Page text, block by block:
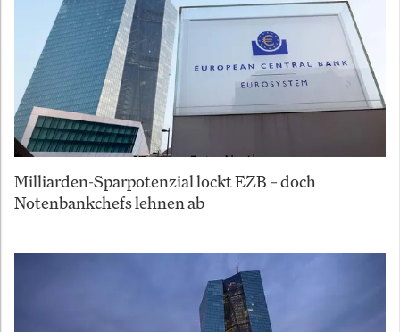
Milliarden-Sparpotenzial lockt EZB – doch
Notenbankchefs lehnen ab